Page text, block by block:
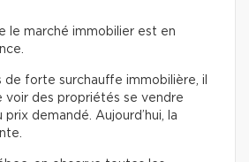
le marché immobilier est en
de forte surchauffe immobilière, il
voir des propriétés se vendre
prix demandé. Aujourd’hui, la